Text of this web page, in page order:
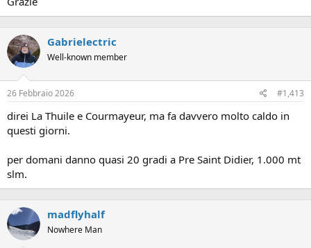
Gabrielectric
Well-known member
26 Febbraio 2026 #1,413
direi La Thuile e Courmayeur, ma fa davvero molto caldo in
questi giorni.
per domani danno quasi 20 gradi a Pre Saint Didier, 1.000 mt
slm.
madflyhalf
Nowhere Man